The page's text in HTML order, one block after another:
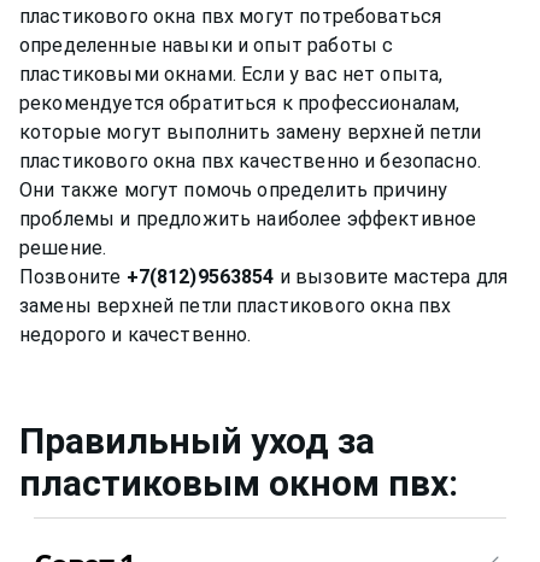
пластикового окна пвх могут потребоваться
определенные навыки и опыт работы с
пластиковыми окнами. Если у вас нет опыта,
рекомендуется обратиться к профессионалам,
которые могут выполнить замену верхней петли
пластикового окна пвх качественно и безопасно.
Они также могут помочь определить причину
проблемы и предложить наиболее эффективное
решение.
Позвоните +7(812)9563854 и вызовите мастера для
замены верхней петли пластикового окна пвх
Правильный уход за
пластиковым окном пвх: